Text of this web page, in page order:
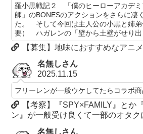
羅小黒戦記２ 「僕のヒーローアカデミ
師」のBONESのアクションをさらに凄
た。 そして今回は主人公の小黒と姉
要） ハガレンの「壁から土壁がせり出
【募集】地味におすすめなアニ
名無しさん
2025.11.15
フリーレンが一般ウケしてたらコラボ
【考察】『SPY×FAMILY』とか
ン』が一般受け良くて一部のオタ
名無しさん